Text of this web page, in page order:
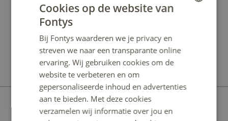
Industrial engineering & entrepreneurship
Operational excellence
Supply chain innovation
Contact
Cookies op de website van
Fontys
Bij Fontys waarderen we je privacy en
streven we naar een transparante online
ervaring. Wij gebruiken cookies om de
website te verbeteren en om
gepersonaliseerde inhoud en advertenties
aan te bieden. Met deze cookies
verzamelen wij informatie over jou en